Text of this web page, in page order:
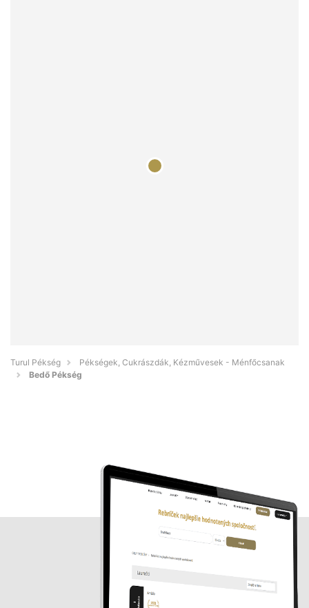
Turul Pékség
Pékségek, Cukrászdák, Kézművesek - Ménfőcsanak
Bedő Pékség